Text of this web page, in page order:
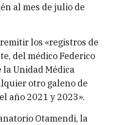
al mes de julio de
los «registros de
del médico Federico
la Unidad Médica
otro galeno de
año 2021 y 2023».
Otamendi, la